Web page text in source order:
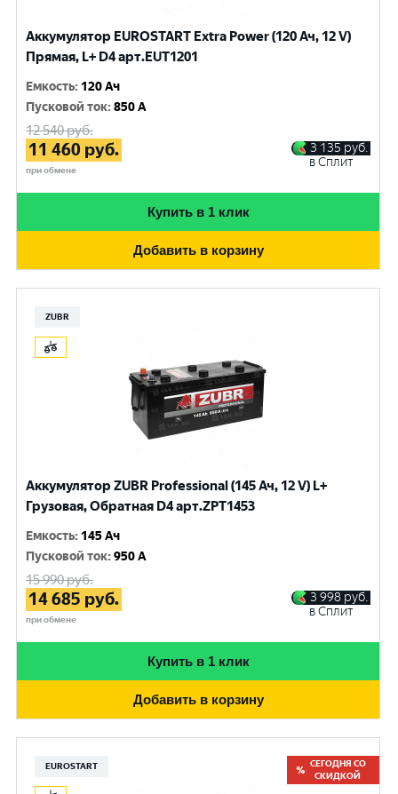
Аккумулятор EUROSTART Extra Power (120 Ач, 12 V)
Прямая, L+ D4 арт.EUT1201
Емкость: 120 Ач
Пусковой ток:850 A
12 540руб.
11 460 руб.
при обмене
3 135 руб.
в Сплит
Купить в 1 клик
Добавить в корзину
ZUBR
Аккумулятор ZUBR Professional (145 Ач, 12 V) L+
Грузовая, Обратная D4 арт.ZPT1453
Емкость: 145 Ач
Пусковой ток:950 A
15 990руб.
14 685 руб.
при обмене
3 998 руб.
в Сплит
Купить в 1 клик
Добавить в корзину
EUROSTART
СЕГОДНЯ СО
СКИДКОЙ